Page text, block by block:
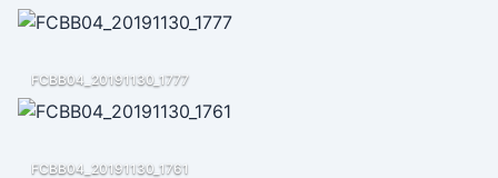
FCBB04_20191130_1777
FCBB04_20191130_1761